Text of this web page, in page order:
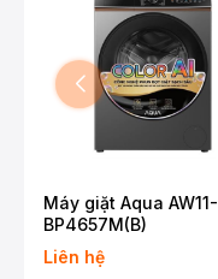
Máy giặt Aqua AW11-
BP4657M(B)
Liên hệ